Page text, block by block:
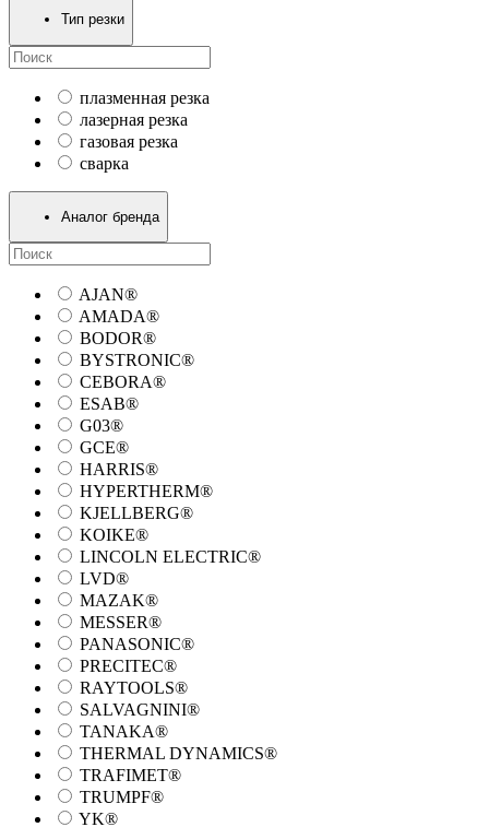
Тип резки
плазменная резка
лазерная резка
газовая резка
сварка
Аналог бренда
AJAN®
AMADA®
BODOR®
BYSTRONIC®
CEBORA®
ESAB®
G03®
GCE®
HARRIS®
HYPERTHERM®
KJELLBERG®
KOIKE®
LINCOLN ELECTRIC®
LVD®
MAZAK®
MESSER®
PANASONIC®
PRECITEC®
RAYTOOLS®
SALVAGNINI®
TANAKA®
THERMAL DYNAMICS®
TRAFIMET®
TRUMPF®
YK®